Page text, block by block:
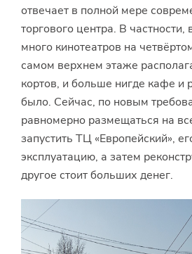
отвечает в полной мере
торгового центра. В
много кинотеатров на
самом верхнем этаже
кортов, и больше нигде кафе и
было. Сейчас, по новым
равномерно размещаться на
запустить ТЦ «Европейский»,
эксплуатацию, а затем
другое стоит больших денег.